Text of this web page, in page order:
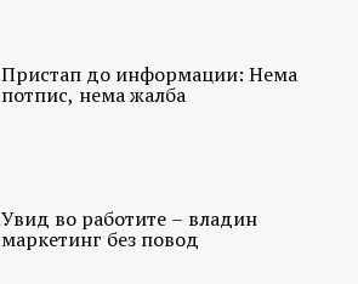
Пристап до информации: Нема
потпис, нема жалба
Увид во работите – владин
маркетинг без повод